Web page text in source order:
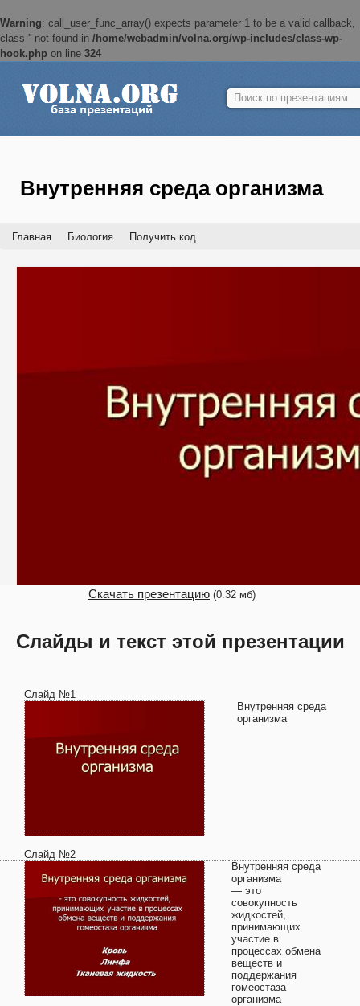
Warning: call_user_func_array() expects parameter 1 to be a valid callback,
class '' not found in /home/webadmin/volna.org/wp-includes/class-wp-
hook.php on line 324
Найти:
Внутренняя среда организма
Главная Биология Получить код
Скачать презентацию (0.32 мб)
Слайды и текст этой презентации
Слайд №1
Внутренняя среда
организма
Слайд №2
Внутренняя среда
организма
— это
совокупность
жидкостей,
принимающих
участие в
процессах обмена
веществ и
поддержания
гомеостаза
организма